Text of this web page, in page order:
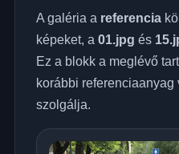
A galéria a referencia
képeket, a 01.jpg és
Ez a blokk a meglévő
korábbi
szolgálja.